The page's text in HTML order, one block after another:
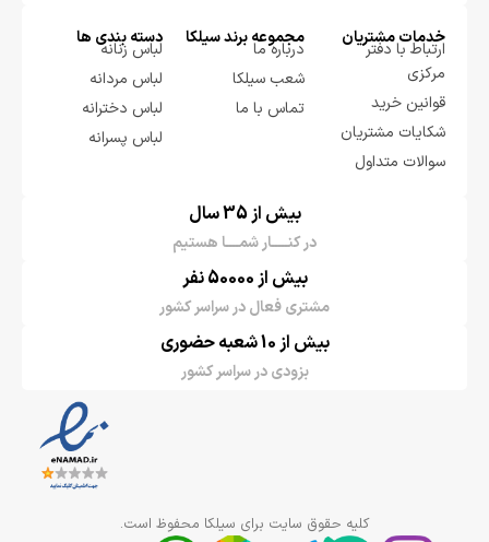
خدمات مشتریان
ارتباط با دفتر
مرکزی
قوانین خرید
شکایات مشتریان
سوالات متداول
مجموعه برند سيلكا
درباره ما
شعب سیلکا
تماس با ما
دسته بندی ها
لباس زنانه
لباس مردانه
لباس دخترانه
لباس پسرانه
بیش از 35 سال
در کنـــــار شمــــا هستیم
بیش از 50000 نفر
مشتری فعال در سراسر کشور
بیش از 10 شعبه حضوری
بزودی در سراسر کشور
کلیه حقوق سایت برای سیلکا محفوظ است.